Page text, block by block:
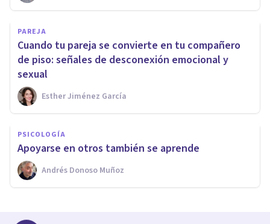
PAREJA
Cuando tu pareja se convierte en tu compañero
de piso: señales de desconexión emocional y
sexual
Esther Jiménez García
PSICOLOGÍA
Apoyarse en otros también se aprende
Andrés Donoso Muñoz